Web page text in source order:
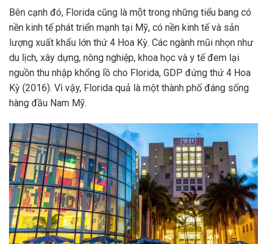
Bên cạnh đó, Florida cũng là một trong những tiểu bang có
nền kinh tế phát triển mạnh tại Mỹ, có nền kinh tế và sản
lượng xuất khẩu lớn thứ 4 Hoa Kỳ. Các ngành mũi nhọn như
du lịch, xây dựng, nông nghiệp, khoa học và y tế đem lại
nguồn thu nhập khổng lồ cho Florida, GDP đứng thứ 4 Hoa
Kỳ (2016). Vì vậy, Florida quả là một thành phố đáng sống
hàng đầu Nam Mỹ.